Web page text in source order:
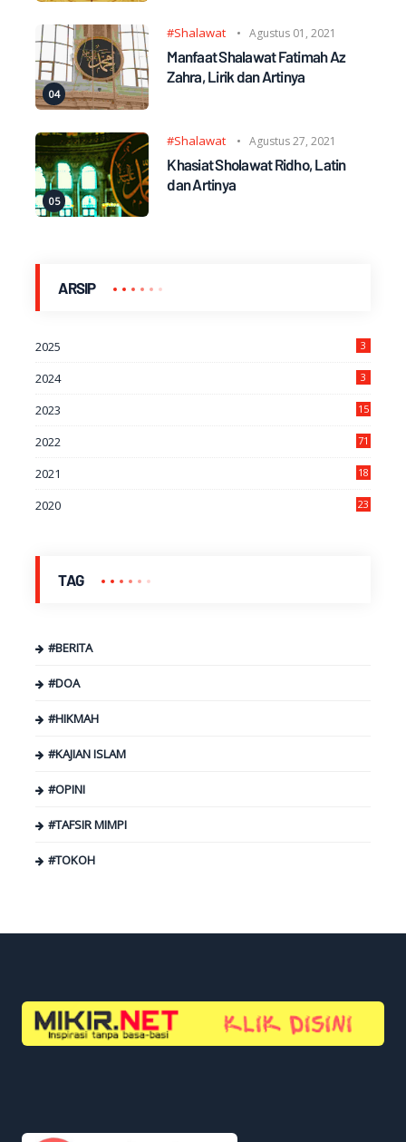
#Shalawat Agustus 01, 2021
Manfaat Shalawat Fatimah Az
Zahra, Lirik dan Artinya
#Shalawat Agustus 27, 2021
Khasiat Sholawat Ridho, Latin
dan Artinya
ARSIP
2025 3
2024 3
2023 15
2022 71
2021
18
2020
23
TAG
#BERITA
#DOA
#HIKMAH
#KAJIAN ISLAM
#OPINI
#TAFSIR MIMPI
#TOKOH